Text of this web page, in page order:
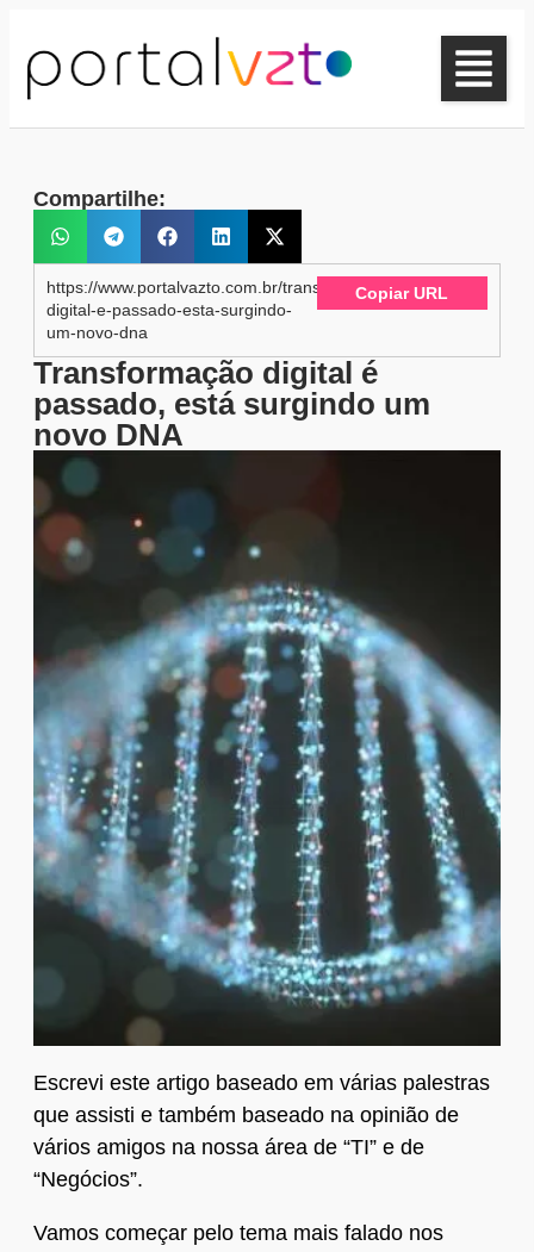
Compartilhe:
https://www.portalvazto.com.br/transformacao-
digital-e-passado-esta-surgindo-
um-novo-dna
Copiar URL
Transformação digital é
passado, está surgindo um
novo DNA
Escrevi este artigo baseado em várias palestras
que assisti e também baseado na opinião de
vários amigos na nossa área de “TI” e de
“Negócios”.
Vamos começar pelo tema mais falado nos